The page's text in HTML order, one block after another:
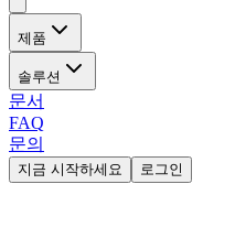
제품
솔루션
문서
FAQ
문의
지금 시작하세요 로그인